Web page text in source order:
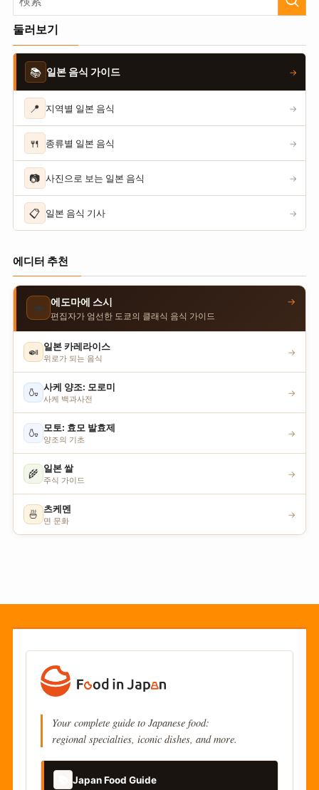
둘러보기
📚 일본 음식 가이드 →
📍 지역별 일본 음식 →
🍴 종류별 일본 음식 →
📷 사진으로 보는 일본 음식 →
📋 일본 음식 기사 →
에디터 추천
🍣 에도마에 스시
편집자가 엄선한 도쿄의 클래식 음식 가이드
→
🍛 일본 카레라이스
위로가 되는 음식
→
🍶 사케 양조: 모로미
사케 백과사전
→
🍶 모토: 효모 발효제
양조의 기초
→
🌾 일본 쌀
주식 가이드
→
🍜 츠케멘
면 문화
→
Your complete guide to Japanese food:
regional specialties, iconic dishes, and more.
Japan Food Guide